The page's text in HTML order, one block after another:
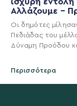
Αλλάζουμε –
Οι δημότες
Πεδιάδας του
Δύναμη Προόδου
Περισσότερα